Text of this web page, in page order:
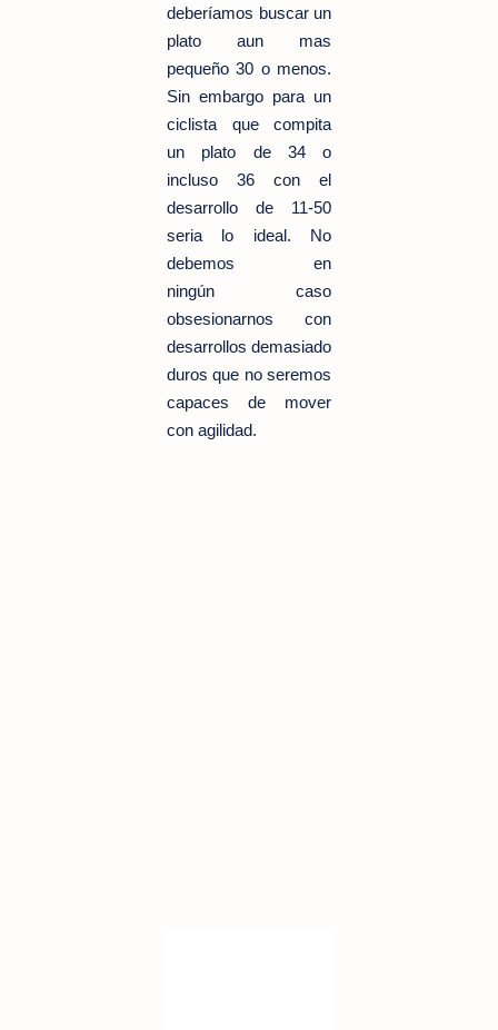
deberíamos buscar un
plato aun mas
pequeño 30 o menos.
Sin embargo para un
ciclista que compita
un plato de 34 o
incluso 36 con el
desarrollo de 11-50
seria lo ideal. No
debemos en
ningún caso
obsesionarnos con
desarrollos demasiado
duros que no seremos
capaces de mover
con agilidad.